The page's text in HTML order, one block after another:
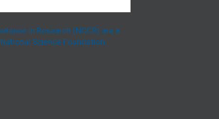
in Research (NCCR) are a
Science Foundation.